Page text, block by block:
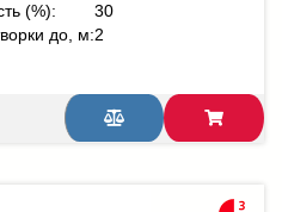
(%):
30
до, м:2